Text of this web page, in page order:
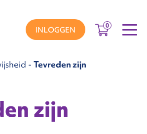
INLOGGEN 0
- Tevreden zijn
zijn